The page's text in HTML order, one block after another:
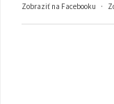
Zobraziť na Facebooku ·